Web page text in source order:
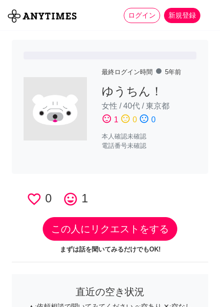
ログイン 新規登録
全て 家事 more_horiz
最終ログイン時間 fiber_manual_record 5年前
ゆうちん！
女性 /40代 /東京都
sentiment_satisfied 1 sentiment_neutral 0 sentiment_dissatisfied 0
本人確認未確認
電話番号未確認
favorite_border 0 tag_faces 1
この人にリクエストをする
まずは話を聞いてみるだけでもOK!
直近の空き状況